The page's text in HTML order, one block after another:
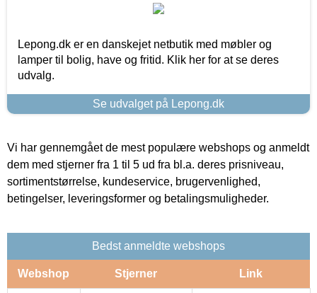
Lepong.dk er en danskejet netbutik med møbler og
lamper til bolig, have og fritid. Klik her for at se deres
udvalg.
Se udvalget på Lepong.dk
Vi har gennemgået de mest populære webshops og anmeldt
dem med stjerner fra 1 til 5 ud fra bl.a. deres prisniveau,
sortimentstørrelse, kundeservice, brugervenlighed,
betingelser, leveringsformer og betalingsmuligheder.
Bedst anmeldte webshops
Webshop Stjerner Link